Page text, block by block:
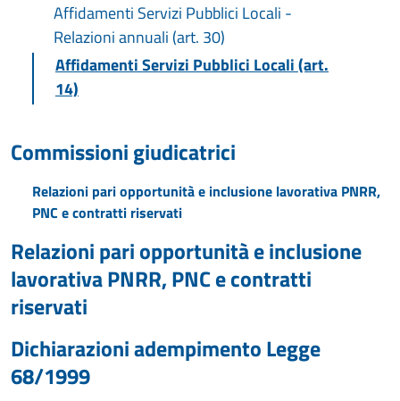
Affidamenti Servizi Pubblici Locali -
Relazioni annuali (art. 30)
Affidamenti Servizi Pubblici Locali (art.
14)
Commissioni giudicatrici
Relazioni pari opportunità e inclusione lavorativa PNRR,
PNC e contratti riservati
Relazioni pari opportunità e inclusione
lavorativa PNRR, PNC e contratti
riservati
Dichiarazioni adempimento Legge
68/1999